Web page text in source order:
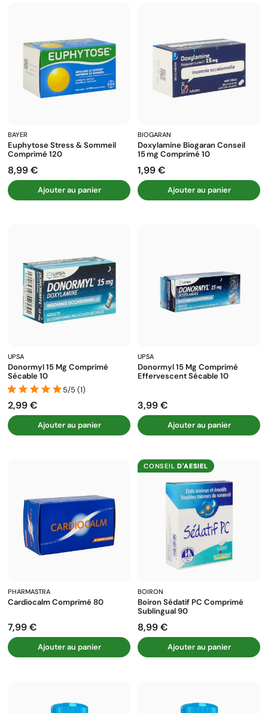
BAYER
Euphytose Stress & Sommeil
Comprimé 120
Prix
8,99 €
Ajouter au panier
BIOGARAN
Doxylamine Biogaran Conseil
15 Mg Comprimé 10
Prix
1,99 €
Ajouter au panier
UPSA
Donormyl 15 Mg Comprimé
Sécable 10
5/5 (1)
Prix
2,99 €
Ajouter au panier
UPSA
Donormyl 15 Mg Comprimé
Effervescent Sécable 10
Prix
3,99 €
Ajouter au panier
PHARMASTRA
Cardiocalm Comprimé 80
Prix
7,99 €
Ajouter au panier
CONSEILD'AESIEL
BOIRON
Boiron Sédatif PC Comprimé
Sublingual 90
Prix
8,99 €
Ajouter au panier